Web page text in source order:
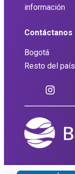
información
Contáctanos
Bogotá
Resto del país